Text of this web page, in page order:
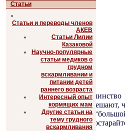
Статьи
Статьи и переводы членов
АКЕВ
Статьи Лилии
Казаковой
Научно-популярные
статьи медиков о
грудном
вскармливании и
питании детей
раннего возраста
Интересный опыт
кормящих мам
Другие статьи на
тему грудного
вскармливания
В настоящее время
этому готов, а когда они
и 2-3 месяца уже очень
жизненно необходимы.